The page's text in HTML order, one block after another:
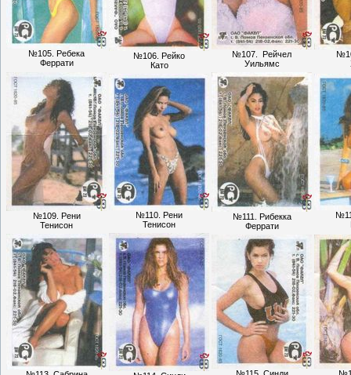
№105. Ребека
Феррати
№106. Рейко
Като
№107. Рейчел
Уильямс
№109. Рени
Тенисон
№110. Рени
Тенисон
№111. Рибекка
Феррати